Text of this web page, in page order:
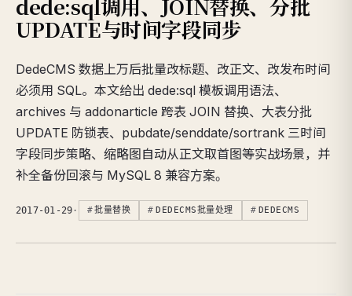
UPDATE与时间字段同步
DedeCMS 数据上万后批量改标题、改正文、改发布时间
必须用 SQL。本文给出 dede:sql 模板调用语法、
archives 与 addonarticle 跨表 JOIN 替换、大表分批
UPDATE 防锁表、pubdate/senddate/sortrank 三时间
字段同步策略、缩略图自动从正文取首图等实战场景，并
补全备份回滚与 MySQL 8 兼容方案。
2017-01-29 · 批量替换 DEDECMS批量处理 DEDECMS